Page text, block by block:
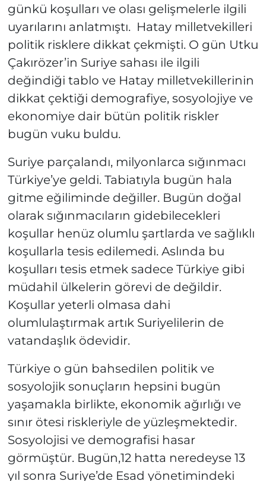
günkü koşulları ve olası gelişmelerle ilgili
uyarılarını anlatmıştı. Hatay milletvekilleri
politik risklere dikkat çekmişti. O gün Utku
Çakırözer’in Suriye sahası ile ilgili
değindiği tablo ve Hatay milletvekillerinin
dikkat çektiği demografiye, sosyolojiye ve
ekonomiye dair bütün politik riskler
bugün vuku buldu.
Suriye parçalandı, milyonlarca sığınmacı
Türkiye’ye geldi. Tabiatıyla bugün hala
gitme eğiliminde değiller. Bugün doğal
olarak sığınmacıların gidebilecekleri
koşullar henüz olumlu şartlarda ve sağlıklı
koşullarla tesis edilemedi. Aslında bu
koşulları tesis etmek sadece Türkiye gibi
müdahil ülkelerin görevi de değildir.
Koşullar yeterli olmasa dahi
olumlulaştırmak artık Suriyelilerin de
vatandaşlık ödevidir.
Türkiye o gün bahsedilen politik ve
sosyolojik sonuçların hepsini bugün
yaşamakla birlikte, ekonomik ağırlığı ve
sınır ötesi riskleriyle de yüzleşmektedir.
Sosyolojisi ve demografisi hasar
görmüştür. Bugün,12 hatta neredeyse 13
yıl sonra Suriye’de Esad yönetimindeki